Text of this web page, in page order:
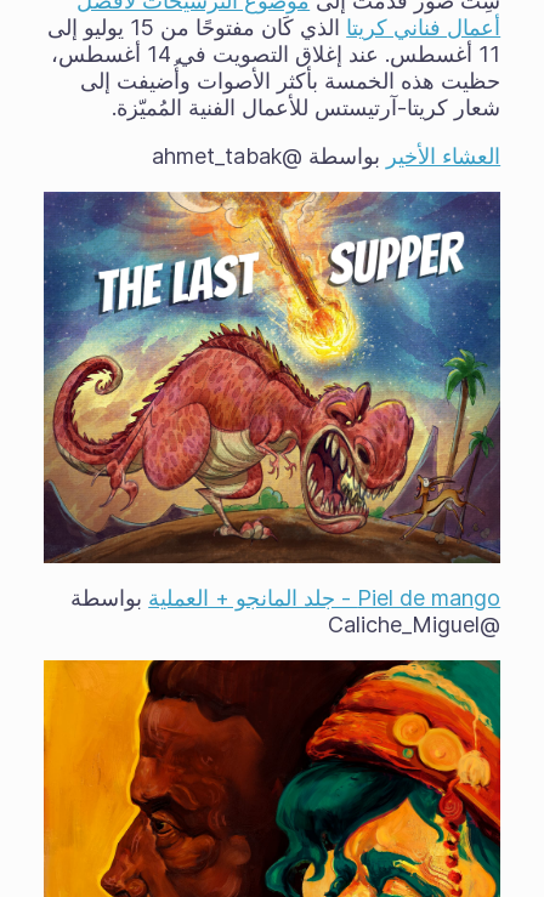
أعمال فناني كريتا
الذي كَان مفتوحًا من 15 يوليو إلى
11 أغسطس. عند إغلاق التصويت في 14 أغسطس،
حظيت هذه الخمسة بأكثر الأصوات وأُضيفت إلى
شعار كريتا-آرتيستس للأعمال الفنية المُميّزة.
العشاء الأخير بواسطة @ahmet_tabak
Piel de mango - جلد المانجو + العملية
بواسطة
@Caliche_Miguel